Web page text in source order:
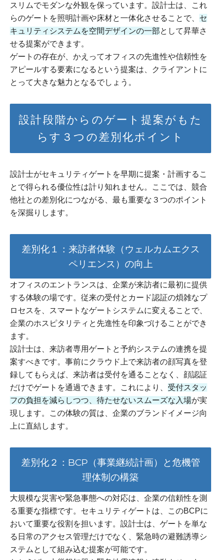
スリムでモダンな外観を保っています。設計士は、これ
らのゲートを照明計画や床材と一体化させることで、 セ
キュリティシステムを空間デザインの一部として昇華さ
せる提案ができます。
ゲートの存在が、かえってオフィスの先進性や信頼性を
アピールする要素になるという提案は、クライアントに
とって大きな魅力となるでしょう。
設計段階からのゲート提案がもた
らす３つの差別化ポイント
設計士がセキュリティゲートを早期に提案・計画するこ
とで得られる優位性は計り知れません。ここでは、競合
他社との差別化につながる、最も重要な３つのポイント
を深掘りします。
差別化１：来訪者体験（ウェルカムエクス
ペリエンス）の向上
オフィスのエントランスは、企業が来訪者に最初に提供
する体験の場です。従来の受付とカード認証の煩雑なプ
ロセスを、スマートなゲートシステムに変えることで、
企業のホスピタリティと先進性を印象づけることができ
ます。
設計士は、来訪者専用ゲートと予約システムの連携を提
案すべきです。事前にクラウド上で来訪者の顔写真を登
録してもらえば、来訪者は受付を通ることなく、顔認証
だけでゲートを通過できます。これにより、 受付スタッ
フの負担を減らしつつ、待たせないスムーズな入場が実
現します。この体験の質は、企業のブランドイメージ向
上に直結します。
差別化２：BCP（事業継続計画）と危機管
理体制の構築
大規模な災害や緊急事態への対応は、企業の信頼性を測
る重要な指標です。セキュリティゲートは、このBCPに
おいて重要な役割を担います。設計士は、ゲートを単な
る日常のアクセス管理だけでなく、緊急時の避難誘導シ
ステムとして組み込む提案が可能です。